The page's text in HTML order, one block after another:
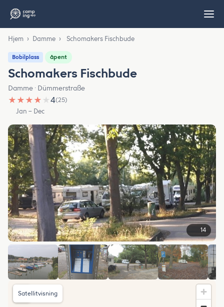
Hjem › Damme › Schomakers Fischbude
Bobilplass åpent
Schomakers Fischbude
Damme · Dümmerstraße
★ ★ ★ ★ ★4(25)
Jan – Dec
14
Satellitvisning